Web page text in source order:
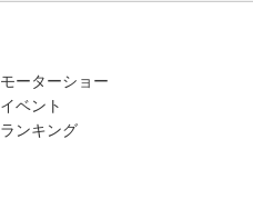
モーターショー
イベント
ランキング